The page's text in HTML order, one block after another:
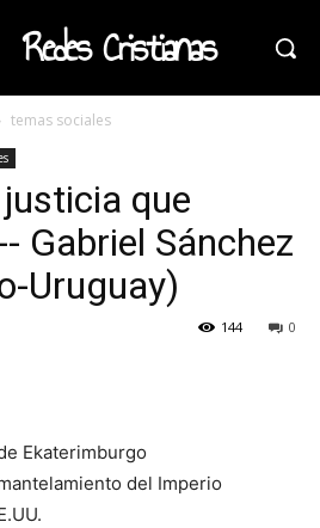
Redes Cristianas
temas sociales
que
Gabriel Sánchez
Uruguay)
0
144
Ekaterimburgo
del Imperio